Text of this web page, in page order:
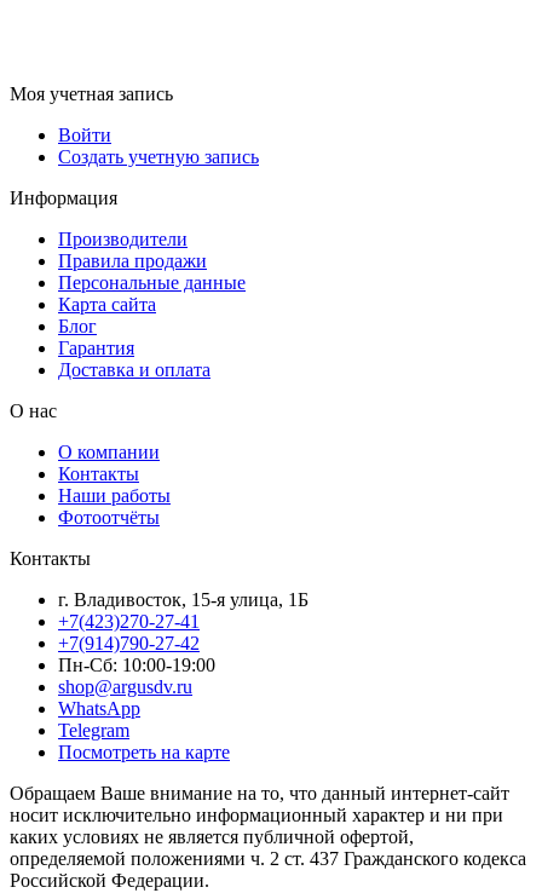
Моя учетная запись
Войти
Создать учетную запись
Информация
Производители
Правила продажи
Персональные данные
Карта сайта
Блог
Гарантия
Доставка и оплата
О нас
О компании
Контакты
Наши работы
Фотоотчёты
Контакты
г. Владивосток, 15-я улица, 1Б
+7(423)270-27-41
+7(914)790-27-42
Пн-Сб: 10:00-19:00
shop@argusdv.ru
WhatsApp
Telegram
Посмотреть на карте
Обращаем Ваше внимание на то, что данный интернет-сайт
носит исключительно информационный характер и ни при
каких условиях не является публичной офертой,
определяемой положениями ч. 2 ст. 437 Гражданского кодекса
Российской Федерации.